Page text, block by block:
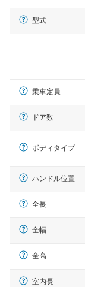
型式
乗車定員
ドア数
ボディタイプ
ハンドル位置
全長
全幅
全高
室内長